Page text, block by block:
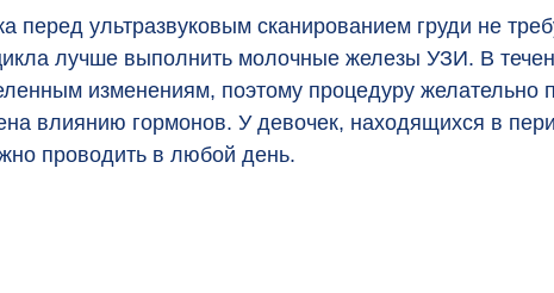
перед ультразвуковым сканированием груди не
лучше выполнить молочные железы УЗИ. В
изменениям, поэтому процедуру желательно
влиянию гормонов. У девочек, находящихся в
проводить в любой день.